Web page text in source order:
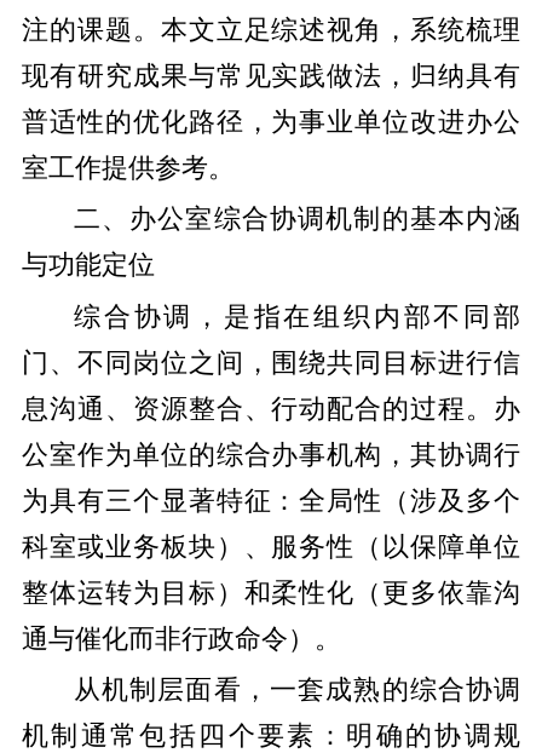
注的课题。本文立足综述视角，系统梳理
现有研究成果与常见实践做法，归纳具有
普适性的优化路径，为事业单位改进办公
室工作提供参考。
二、办公室综合协调机制的基本内涵
与功能定位
综合协调，是指在组织内部不同部
门、不同岗位之间，围绕共同目标进行信
息沟通、资源整合、行动配合的过程。办
公室作为单位的综合办事机构，其协调行
为具有三个显著特征：全局性（涉及多个
科室或业务板块）、服务性（以保障单位
整体运转为目标）和柔性化（更多依靠沟
通与催化而非行政命令）。
从机制层面看，一套成熟的综合协调
机制通常包括四个要素：明确的协调规